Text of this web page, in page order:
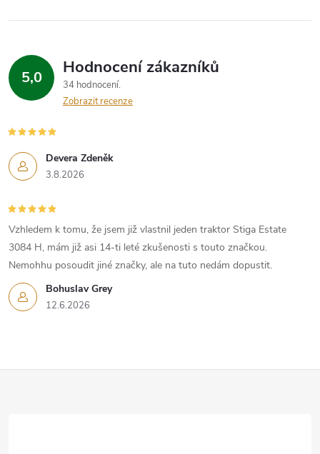
5,0 Hodnocení zákazníků
34 hodnocení
Zobrazit recenze
Devera Zdeněk
3.8.2026
Bohuslav Grey
12.6.2026
Vzhledem k tomu, že jsem již vlastnil jeden traktor Stiga Estate
3084 H, mám již asi 14-ti leté zkušenosti s touto značkou.
Nemohhu posoudit jiné značky, ale na tuto nedám dopustit.